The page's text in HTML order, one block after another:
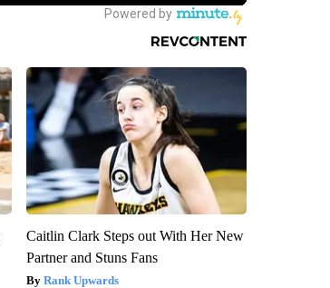
Caitlin Clark Steps out With Her New
Partner and Stuns Fans
Rank Upwards